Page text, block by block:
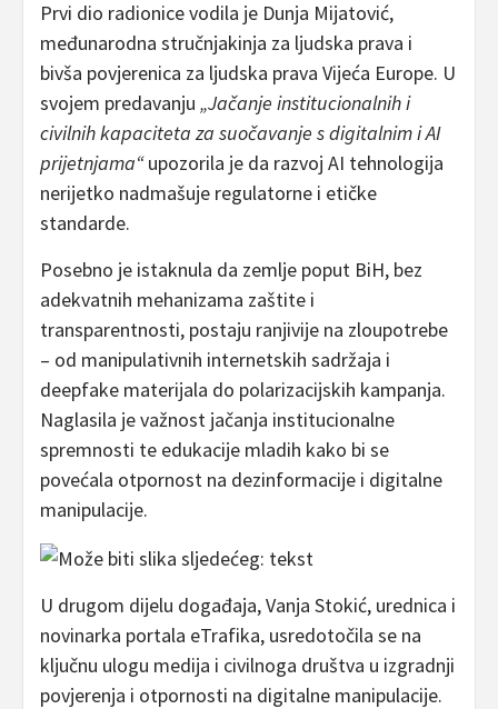
Prvi dio radionice vodila je Dunja Mijatović,
međunarodna stručnjakinja za ljudska prava i
bivša povjerenica za ljudska prava Vijeća Europe. U
svojem predavanju „Jačanje institucionalnih i
civilnih kapaciteta za suočavanje s digitalnim i AI
prijetnjama“upozorila je da razvoj AI tehnologija
nerijetko nadmašuje regulatorne i etičke
standarde.
Posebno je istaknula da zemlje poput BiH, bez
adekvatnih mehanizama zaštite i
transparentnosti, postaju ranjivije na zloupotrebe
– od manipulativnih internetskih sadržaja i
deepfake materijala do polarizacijskih kampanja.
Naglasila je važnost jačanja institucionalne
spremnosti te edukacije mladih kako bi se
povećala otpornost na dezinformacije i digitalne
manipulacije.
U drugom dijelu događaja, Vanja Stokić, urednica i
novinarka portala eTrafika, usredotočila se na
ključnu ulogu medija i civilnoga društva u izgradnji
povjerenja i otpornosti na digitalne manipulacije.